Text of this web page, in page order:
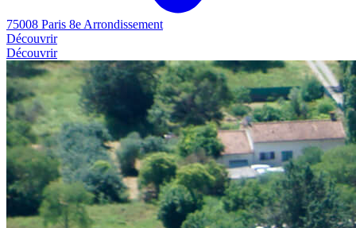
75008 Paris 8e Arrondissement
Découvrir
Découvrir